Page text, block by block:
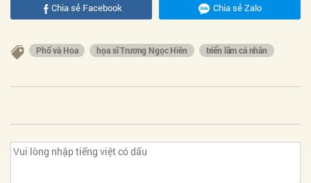
Chia sẻ Facebook Chia sẻ Zalo
Phố và Hoa họa sĩ Trương Ngọc Hiên triển lãm cá nhân